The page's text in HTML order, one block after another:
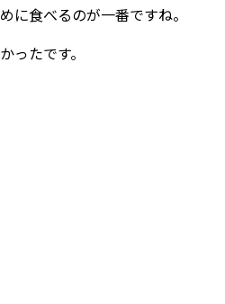
に食べるのが一番ですね。
ったです。